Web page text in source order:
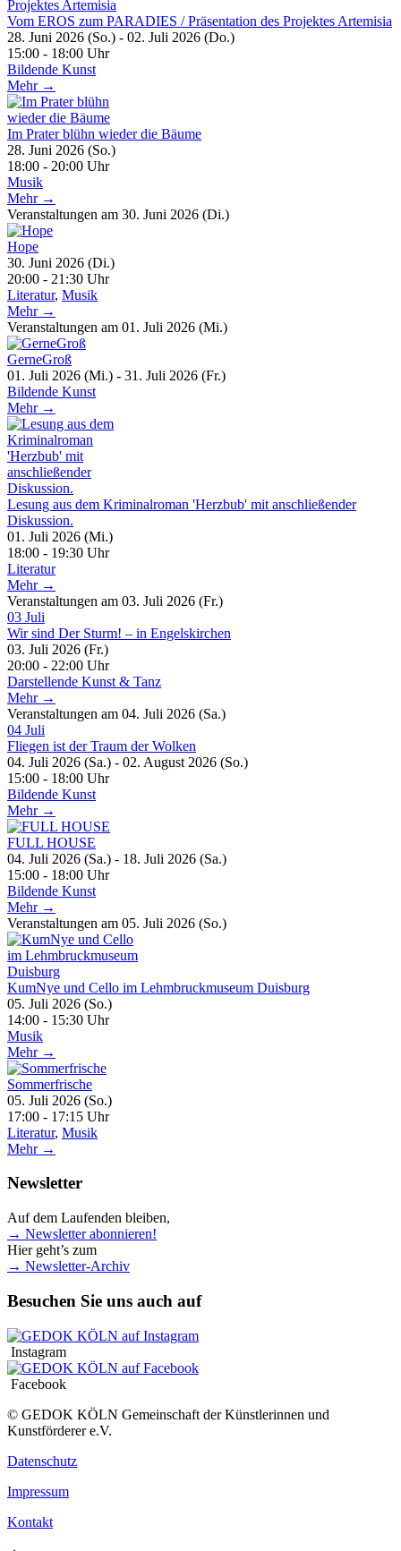
Vom EROS zum PARADIES / Präsentation des Projektes Artemisia
28. Juni 2026 (So.) - 02. Juli 2026 (Do.)
15:00 - 18:00 Uhr
Bildende Kunst
Mehr →
Im Prater blühn wieder die Bäume
28. Juni 2026 (So.)
18:00 - 20:00 Uhr
Musik
Mehr →
Veranstaltungen am 30. Juni 2026 (Di.)
Hope
30. Juni 2026 (Di.)
20:00 - 21:30 Uhr
Literatur, Musik
Mehr →
Veranstaltungen am 01. Juli 2026 (Mi.)
GerneGroß
01. Juli 2026 (Mi.) - 31. Juli 2026 (Fr.)
Bildende Kunst
Mehr →
Lesung aus dem Kriminalroman 'Herzbub' mit anschließender
Diskussion.
01. Juli 2026 (Mi.)
18:00 - 19:30 Uhr
Literatur
Mehr →
Veranstaltungen am 03. Juli 2026 (Fr.)
03 Juli
Wir sind Der Sturm! – in Engelskirchen
03. Juli 2026 (Fr.)
20:00 - 22:00 Uhr
Darstellende Kunst & Tanz
Mehr →
Veranstaltungen am 04. Juli 2026 (Sa.)
04 Juli
Fliegen ist der Traum der Wolken
04. Juli 2026 (Sa.) - 02. August 2026 (So.)
15:00 - 18:00 Uhr
Bildende Kunst
Mehr →
FULL HOUSE
04. Juli 2026 (Sa.) - 18. Juli 2026 (Sa.)
15:00 - 18:00 Uhr
Bildende Kunst
Mehr →
Veranstaltungen am 05. Juli 2026 (So.)
KumNye und Cello im Lehmbruckmuseum Duisburg
05. Juli 2026 (So.)
14:00 - 15:30 Uhr
Musik
Mehr →
Sommerfrische
05. Juli 2026 (So.)
17:00 - 17:15 Uhr
Literatur, Musik
Mehr →
Newsletter
Auf dem Laufenden bleiben,
→ Newsletter abonnieren!
Hier geht’s zum
→ Newsletter-Archiv
Besuchen Sie uns auch auf
Instagram
Facebook
© GEDOK KÖLN Gemeinschaft der Künstlerinnen und
Kunstförderer e.V.
Datenschutz
Impressum
Kontakt